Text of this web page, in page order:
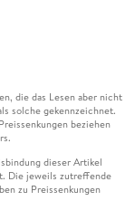
die das Lesen aber nicht
solche gekennzeichnet.
beziehen
dieser Artikel
Die jeweils zutreffende
zu Preissenkungen